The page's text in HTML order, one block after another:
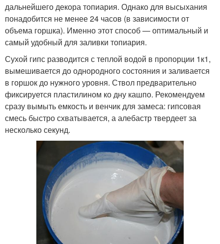
дальнейшего декора топиария. Однако для высыхания
понадобится не менее 24 часов (в зависимости от
объема горшка). Именно этот способ — оптимальный и
самый удобный для заливки топиария.
Сухой гипс разводится с теплой водой в пропорции 1к1,
вымешивается до однородного состояния и заливается
в горшок до нужного уровня. Ствол предварительно
фиксируется пластилином ко дну кашпо. Рекомендуем
сразу вымыть емкость и венчик для замеса: гипсовая
смесь быстро схватывается, а алебастр твердеет за
несколько секунд.